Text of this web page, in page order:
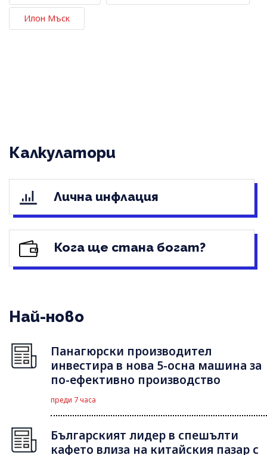
Илон Мъск
Калкулатори
Лична инфлация
Кога ще стана богат?
Най-ново
Панагюрски производител
инвестира в нова 5-осна машина за
по-ефективно производство
преди 7 часа
Българският лидер в спешълти
кафето влиза на китайския пазар с